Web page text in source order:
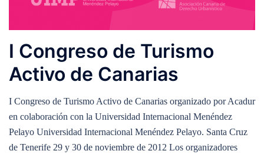
I Congreso de Turismo
Activo de Canarias
I Congreso de Turismo Activo de Canarias organizado por Acadur
en colaboración con la Universidad Internacional Menéndez
Pelayo Universidad Internacional Menéndez Pelayo. Santa Cruz
de Tenerife 29 y 30 de noviembre de 2012 Los organizadores